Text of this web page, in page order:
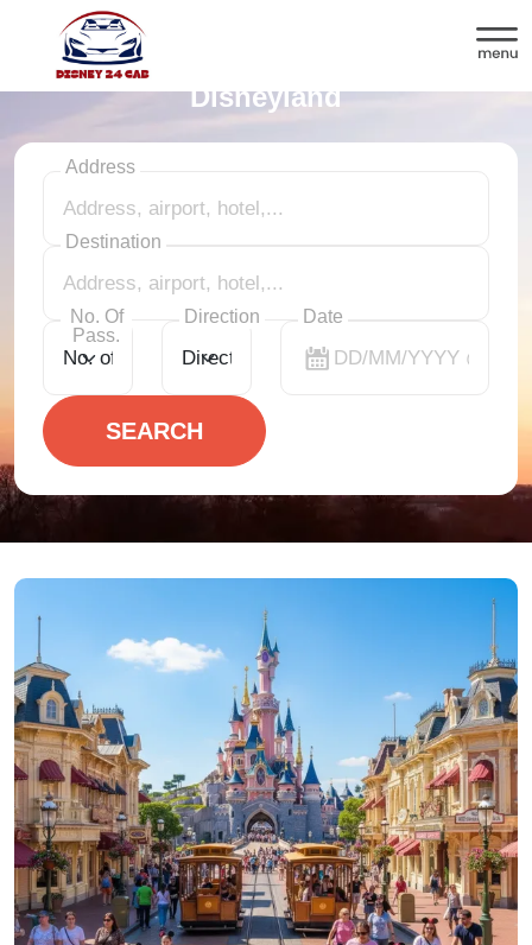
Transfer vom Flughafen Orly nach
Disneyland
Address
Destination
No. Of
Pass.
Direction Date
SEARCH